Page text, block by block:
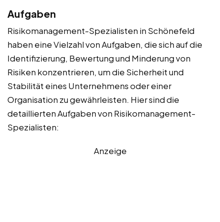
Aufgaben
Risikomanagement-Spezialisten in Schönefeld
haben eine Vielzahl von Aufgaben, die sich auf die
Identifizierung, Bewertung und Minderung von
Risiken konzentrieren, um die Sicherheit und
Stabilität eines Unternehmens oder einer
Organisation zu gewährleisten. Hier sind die
detaillierten Aufgaben von Risikomanagement-
Spezialisten:
Anzeige